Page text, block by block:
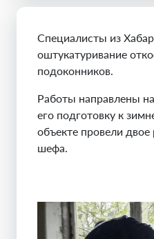
Специалисты из
оштукатуривание
подоконников.
Работы направлены
его подготовку к
объекте провели двое
шефа.